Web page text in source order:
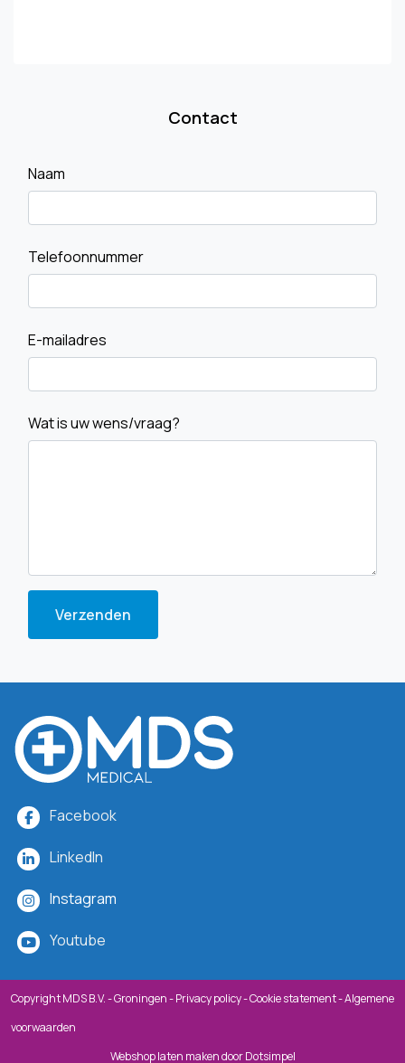
Contact
Naam
Telefoonnummer
E-mailadres
Wat is uw wens/vraag?
Verzenden
Facebook
LinkedIn
Instagram
Youtube
Copyright MDS B.V. - Groningen -Privacy policy-Cookie statement-Algemene
voorwaarden
Webshop laten makendoor Dotsimpel